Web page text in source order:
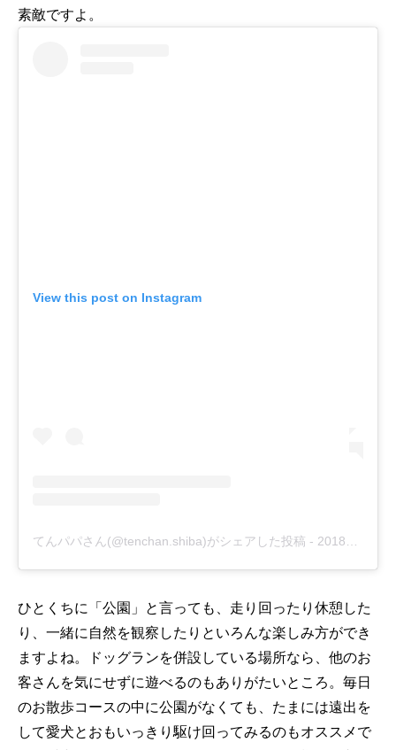
素敵ですよ。
View this post on Instagram
てんパパさん(@tenchan.shiba)がシェアした投稿 - 2018年 8月月27日午後3時55分PDT
ひとくちに「公園」と言っても、走り回ったり休憩した
り、一緒に自然を観察したりといろんな楽しみ方ができ
ますよね。ドッグランを併設している場所なら、他のお
客さんを気にせずに遊べるのもありがたいところ。毎日
のお散歩コースの中に公園がなくても、たまには遠出を
して愛犬とおもいっきり駆け回ってみるのもオススメで